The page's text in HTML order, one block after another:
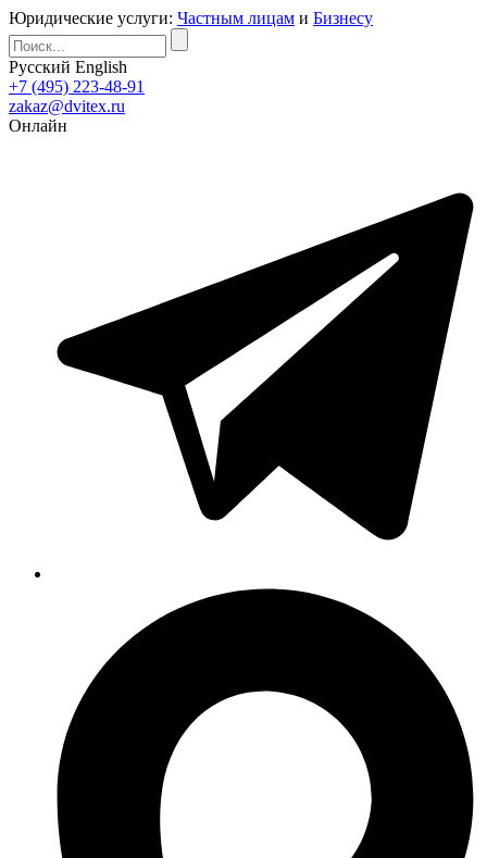
Юридические услуги: Частным лицам и Бизнесу
Русский English
+7 (495) 223-48-91
zakaz@dvitex.ru
Онлайн